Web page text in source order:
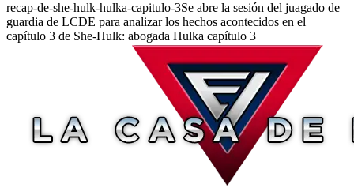
recap-de-she-hulk-hulka-capitulo-3Se abre la sesión del juagado de
guardia de LCDE para analizar los hechos acontecidos en el
capítulo 3 de She-Hulk: abogada Hulka capítulo 3